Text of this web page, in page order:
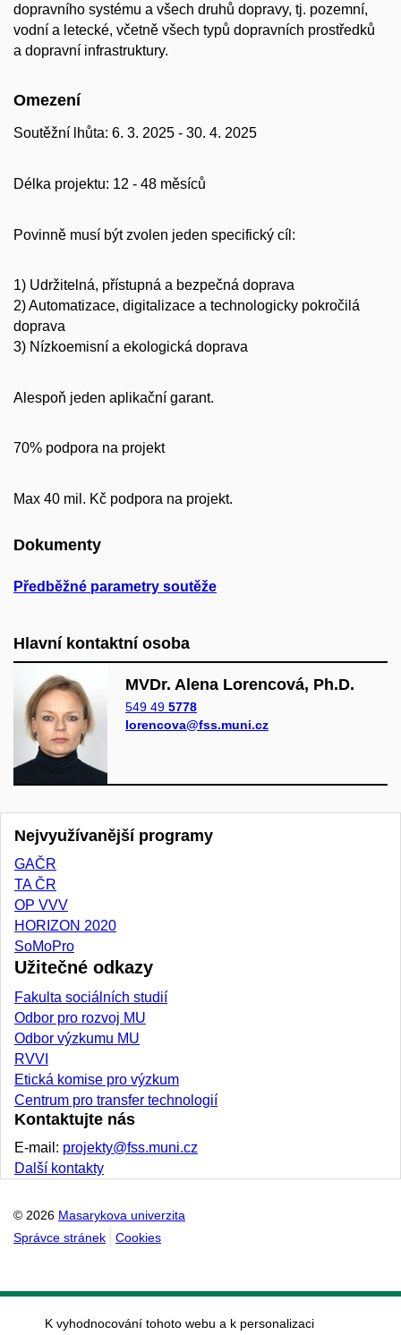
dopravního systému a všech druhů dopravy, tj. pozemní,
vodní a letecké, včetně všech typů dopravních prostředků
a dopravní infrastruktury.
Omezení
Soutěžní lhůta: 6. 3. 2025 - 30. 4. 2025
Délka projektu: 12 - 48 měsíců
Povinně musí být zvolen jeden specifický cíl:
1) Udržitelná, přístupná a bezpečná doprava
2) Automatizace, digitalizace a technologicky pokročilá
doprava
3) Nízkoemisní a ekologická doprava
Alespoň jeden aplikační garant.
70% podpora na projekt
Max 40 mil. Kč podpora na projekt.
Dokumenty
Předběžné parametry soutěže
Hlavní kontaktní osoba
MVDr. Alena Lorencová, Ph.D.
549 49 5778
lorencova@fss.muni.cz
Nejvyužívanější programy
GAČR
TA ČR
OP VVV
HORIZON 2020
SoMoPro
Užitečné odkazy
Fakulta sociálních studií
Odbor pro rozvoj MU
Odbor výzkumu MU
RVVI
Etická komise pro výzkum
Centrum pro transfer technologií
Kontaktujte nás
E-mail: projekty@fss.muni.cz
Další kontakty
© 2026 Masarykova univerzita
Správce stránek
Cookies
K vyhodnocování tohoto webu a k personalizaci